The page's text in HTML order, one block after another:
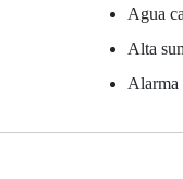
Agua
Alta
Alarma